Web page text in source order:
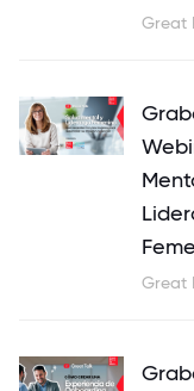
Great
Great